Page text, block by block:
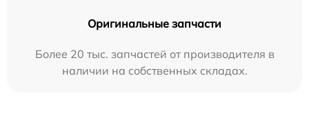
Оригинальные запчасти
Более 20 тыс. запчастей от производителя в
наличии на собственных складах.